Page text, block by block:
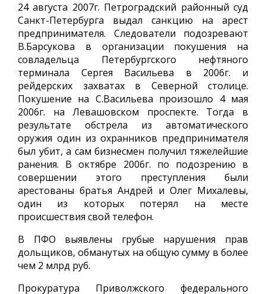
24 августа 2007г. Петроградский районный суд
Санкт-Петербурга выдал санкцию на арест
предпринимателя. Следователи подозревают
В.Барсукова в организации покушения на
совладельца Петербургского нефтяного
терминала Сергея Васильева в 2006г. и
рейдерских захватах в Северной столице.
Покушение на С.Васильева произошло 4 мая
2006г. на Левашовском проспекте. Тогда в
результате обстрела из автоматического
оружия один из охранников предпринимателя
был убит, а сам бизнесмен получил тяжелейшие
ранения. В октябре 2006г. по подозрению в
совершении этого преступления были
арестованы братья Андрей и Олег Михалевы,
один из которых потерял на месте
происшествия свой телефон.
В ПФО выявлены грубые нарушения прав
дольщиков, обманутых на общую сумму в более
чем 2 млрд руб.
Прокуратура Приволжского федерального